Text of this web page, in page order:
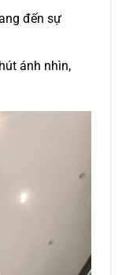
đến sự
ánh nhìn,